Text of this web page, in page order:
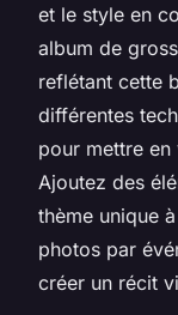
et le style en
album de
reflétant cette
différentes
pour mettre
Ajoutez des
thème unique
photos par
créer un récit